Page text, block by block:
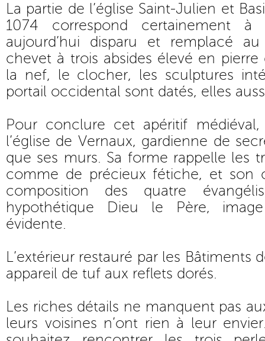
La partie de l’église Saint-Julien et
1074 correspond certainement
aujourd’hui disparu et remplacé
chevet à trois absides élevé en pierre
la nef, le clocher, les sculptures
portail occidental sont datés, elles
Pour conclure cet apéritif
l’église de Vernaux, gardienne de
que ses murs. Sa forme rappelle les
comme de précieux fétiche, et
composition des quatre
hypothétique Dieu le Père,
évidente.
L’extérieur restauré par les Bâtiments
appareil de tuf aux reflets dorés.
Les riches détails ne manquent pas
leurs voisines n’ont rien à leur